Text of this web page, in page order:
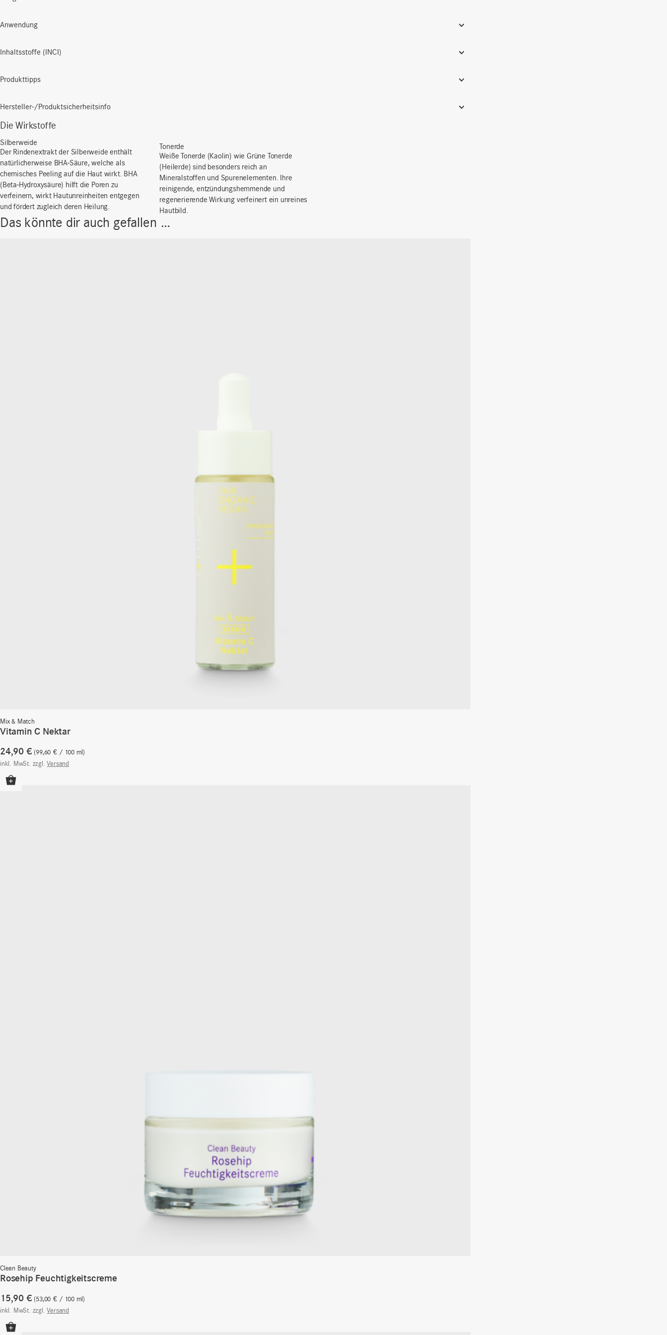
Anwendung
Inhaltsstoffe (INCI)
Produkttipps
Hersteller-/Produktsicherheitsinfo
Die Wirkstoffe
Silberweide
Der Rindenextraktder Silberweide enthält
natürlicherweise BHA-Säure,welche als
chemisches Peeling auf die Haut wirkt. BHA
(Beta-Hydroxysäure) hilft die Poren zu
verfeinern, wirkt Hautunreinheiten entgegen
undfördert zugleich deren Heilung.
Tonerde
Weiße Tonerde (Kaolin) wie Grüne Tonerde
(Heilerde) sind besonders reich an
Mineralstoffen und Spurenelementen. Ihre
reinigende, entzündungshemmende und
regenerierende Wirkung verfeinert ein unreines
Hautbild.
Das könnte dir auch gefallen …
Mix & Match
Vitamin C Nektar
24,90 € 99,60€/ 100 ml
inkl. MwSt. zzgl.Versand
Clean Beauty
Rosehip Feuchtigkeitscreme
15,90 € 53,00€/ 100 ml
inkl. MwSt. zzgl.Versand